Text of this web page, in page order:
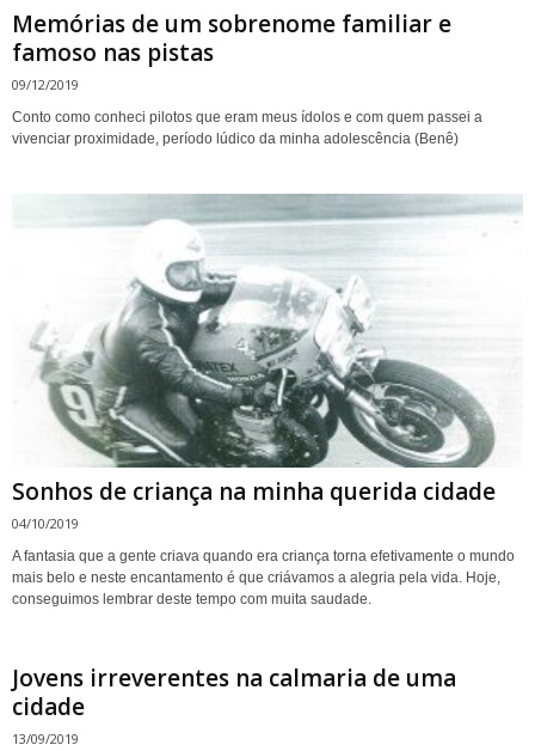
Memórias de um sobrenome familiar e
famoso nas pistas
09/12/2019
Conto como conheci pilotos que eram meus ídolos e com quem passei a
vivenciar proximidade, período lúdico da minha adolescência (Benê)
Sonhos de criança na minha querida cidade
04/10/2019
A fantasia que a gente criava quando era criança torna efetivamente o mundo
mais belo e neste encantamento é que criávamos a alegria pela vida. Hoje,
conseguimos lembrar deste tempo com muita saudade.
Jovens irreverentes na calmaria de uma
cidade
13/09/2019